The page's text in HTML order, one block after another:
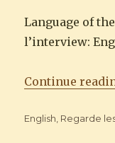
Language of
l’interview:
Continue
Categories
English Regarde